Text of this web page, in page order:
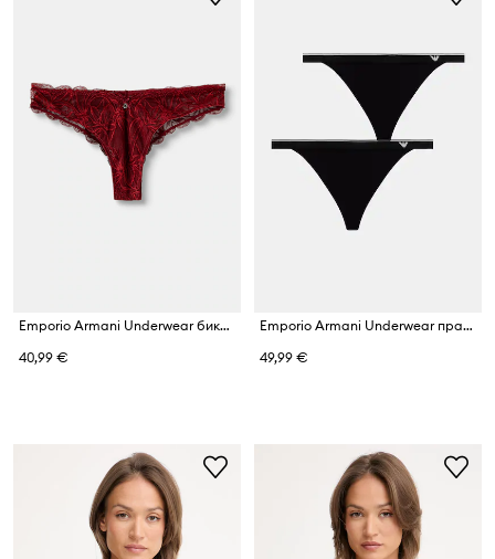
Emporio Armani Underwear бикини дамски от дантела
40,99 €
Emporio Armani Underwear прашки дамски от памук с еластан 2 броя
49,99 €